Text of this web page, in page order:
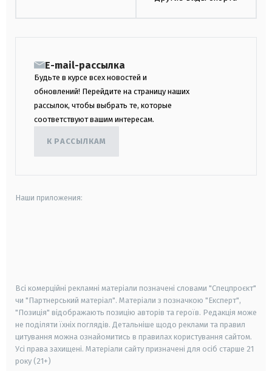
E-mail-рассылка
Будьте в курсе всех новостей и
обновлений! Перейдите на страницу наших
рассылок, чтобы выбрать те, которые
соответствуют вашим интересам.
К РАССЫЛКАМ
Наши приложения:
Всі комерційні рекламні матеріали позначені словами "Спецпроєкт"
чи "Партнерський матеріал". Матеріали з позначкою "Експерт",
"Позиція" відображають позицію авторів та героїв. Редакція може
не поділяти їхніх поглядів. Детальніше щодо реклами та правил
цитування можна ознайомитись в правилах користування сайтом.
Усі права захищені. Матеріали сайту призначені для осіб старше 21
року (21+)